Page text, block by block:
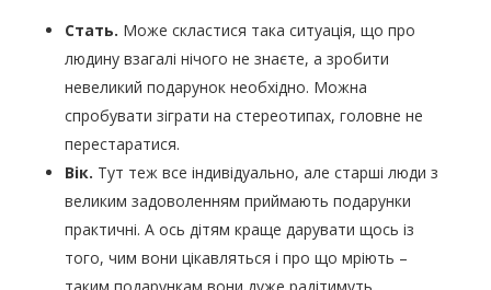
Стать. Може скластися така ситуація, що про
людину взагалі нічого не знаєте, а зробити
невеликий подарунок необхідно. Можна
спробувати зіграти на стереотипах, головне не
перестаратися.
Вік. Тут теж все індивідуально, але старші люди з
великим задоволенням приймають подарунки
практичні. А ось дітям краще дарувати щось із
того, чим вони цікавляться і про що мріють –
таким подарункам вони дуже радітимуть.